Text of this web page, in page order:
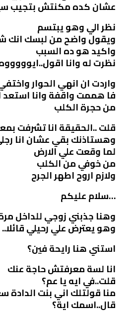
عشان كده مكنتش بتجيب
نظر الي وهو يبتسم
ويقول واضح من لبسك انك
واكيد هو ده السبب
نظرت له وانا
واردت ان انهي الحوار
فا هممت واقفة وانا استعد
من حجرة الكلب
قلت ..الحقيقة انا تشرفت
وهستاذنك بقي عشان انا
لما وقعت علي الارض
من خوفي من الكلب
ولازم اروح اطهر الجرح
…سلام عليكم
وهنا جذبني زوجي للداخل
وهو يعترض علي رحيلي قائلا..
استني هنا رايحة فين؟
انا لسة معرفتش حاجة عنك
قلت..في ايه يا عم؟
منا قولتلك اني بنت الدادة
قال..اسمك اية؟